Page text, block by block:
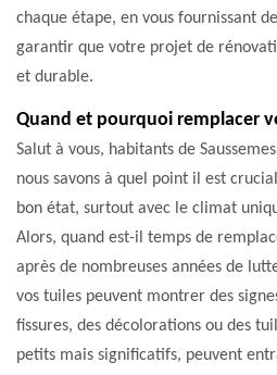
chaque étape, en vous fournissant
garantir que votre projet de
et durable.
Quand et pourquoi remplacer
Salut à vous, habitants de
nous savons à quel point il est
bon état, surtout avec le climat
Alors, quand est-il temps de
après de nombreuses années de
vos tuiles peuvent montrer des
fissures, des décolorations ou des
petits mais significatifs, peuvent